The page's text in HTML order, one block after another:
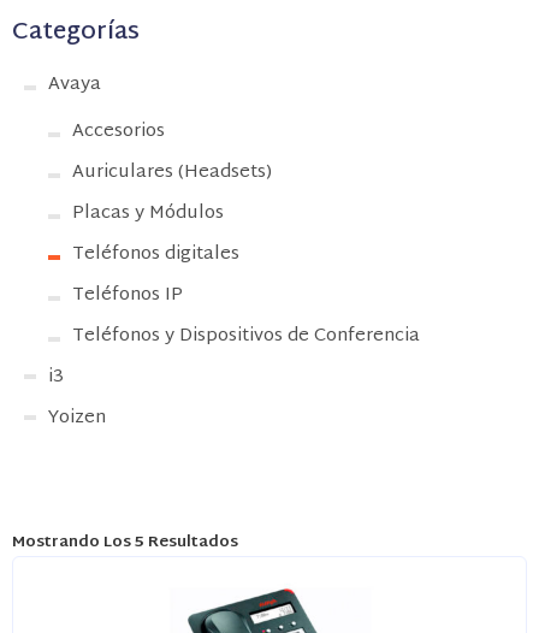
Categorías
Avaya
Accesorios
Auriculares (Headsets)
Placas y Módulos
Teléfonos digitales
Teléfonos IP
Teléfonos y Dispositivos de Conferencia
i3
Yoizen
Mostrando Los 5 Resultados